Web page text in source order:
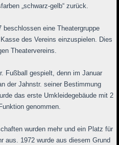
„schwarz-gelb“ zurück.
beschlossen eine Theatergruppe
des Vereins einzuspielen. Dies
Theatervereins.
Fußball gespielt, denn im Januar
der Jahnstr. seiner Bestimmung
das erste Umkleidegebäude mit 2
genommen.
wurden mehr und ein Platz für
aus. 1972 wurde aus diesem Grund